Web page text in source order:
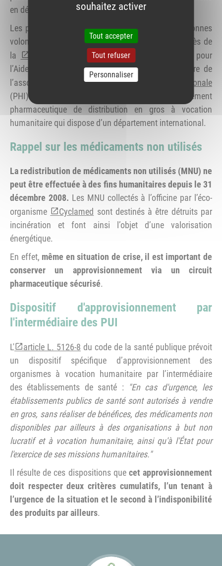
en détresse.
Les pharmaciens et plus largement toutes les personnes
volontaires peuvent effectuer un don financier auprès de
la
Fondation CMA-CGM du Fonds Humanitaire pour
l’Aide Transfrontalière des Nations Unies ou encore de
l’association
Pharmacie humanitaire internationale
(PHI). Celle-ci gère depuis 2009 un établissement
pharmaceutique de distribution en gros à vocation
humanitaire qui dispose d’un département international.
Rappel sur les médicaments non utilisés
La redistribution de médicaments non utilisés (MNU) ne
peut être effectuée à des fins humanitaires depuis le 31
décembre 2008. Les MNU collectés à l’officine par l’éco-
organisme
Cyclamed sont destinés à être détruits par
incinération et font ainsi l’objet d’une valorisation
énergétique.
En effet, même en situation de crise, il est important de
conserver un approvisionnement via un circuit
pharmaceutique sécurisé.
Dispositif d'approvisionnement par
l'intermédiaire des PUI
L' article L. 5126-8 du code de la santé publique prévoit
un dispositif spécifique d’approvisionnement des
organismes à vocation humanitaire par l’intermédiaire
des établissements de santé :
"En cas d'urgence, les
établissements publics de santé sont autorisés à vendre
en gros, sans réaliser de bénéfices, des médicaments non
disponibles par ailleurs à des organisations à but non
lucratif et à vocation humanitaire, ainsi qu'à l'État pour
l'exercice de ses missions humanitaires."
Il résulte de ces dispositions que cet approvisionnement
doit respecter deux critères cumulatifs, l’un tenant à
l’urgence de la situation et le second à l’indisponibilité
des produits par ailleurs.
souhaitez activer
Tout accepter
Tout refuser
Personnaliser